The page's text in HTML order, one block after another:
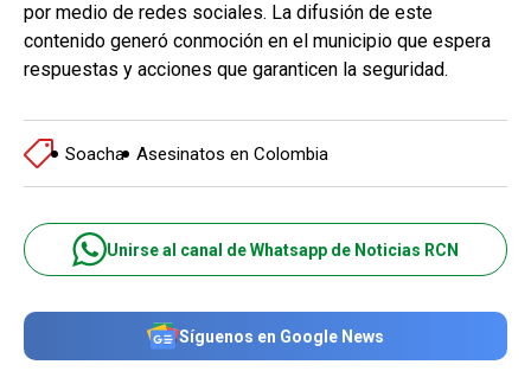
por medio de redes sociales. La difusión de este
contenido generó conmoción en el municipio que espera
respuestas y acciones que garanticen la seguridad.
Soacha Asesinatos en Colombia
Unirse al canal de Whatsapp de Noticias RCN
Síguenos en Google News